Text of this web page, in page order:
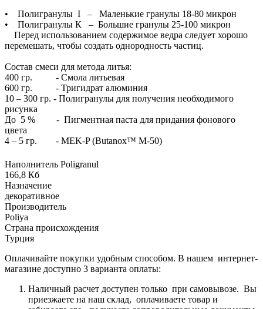
• Полигранулы I – Маленькие гранулы 18-80 микрон
• Полигранулы К – Большие гранулы 25-100 микрон
Перед использованием содержимое ведра следует хорошо
перемешать, чтобы создать однородность частиц.
Состав смеси для метода литья:
400 гр. - Смола литьевая
600 гр. - Тригидрат алюминия
10 – 300 гр. - Полигранулы для получения необходимого
рисунка
До 5 % - Пигментная паста для придания фонового
цвета
4 – 5 гр. - MEK-P (Butanox™ M-50)
Наполнитель Poligranul
166,8 Кб
Назначение
декоративное
Производитель
Poliya
Страна происхождения
Турция
Оплачивайте покупки удобным способом. В нашем интернет-
магазине доступно 3 варианта оплаты:
Наличный расчет доступен только при самовывозе. Вы
приезжаете на наш склад, оплачиваете товар и